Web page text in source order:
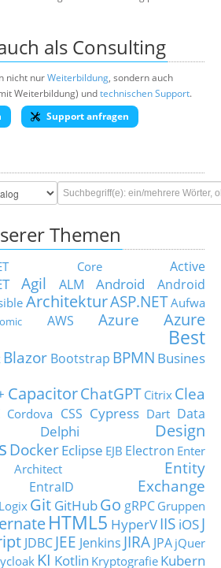
als Consulting
nicht nurWeiterbildung, sondern auch
Weiterbildung) undtechnischen Support.
Support anfragen
Themen
Core
Active
Agil ALM Android
Android
ArchitekturASP.NETAufwa
AWS Azure
Azure
Best
Blazor Bootstrap BPMN Busines
CapacitorChatGPT Citrix Clea
Cordova CSS Cypress Dart Data
Delphi
Design
DockerEclipse EJB Electron Enter
Entity
EntraID
Exchange
Git GitHubGo gRPC Gruppen
HTML5 HyperVIIS iOSJ
JDBC JEE Jenkins JIRA JPA jQuer
KI Kotlin Kryptografie Kubern